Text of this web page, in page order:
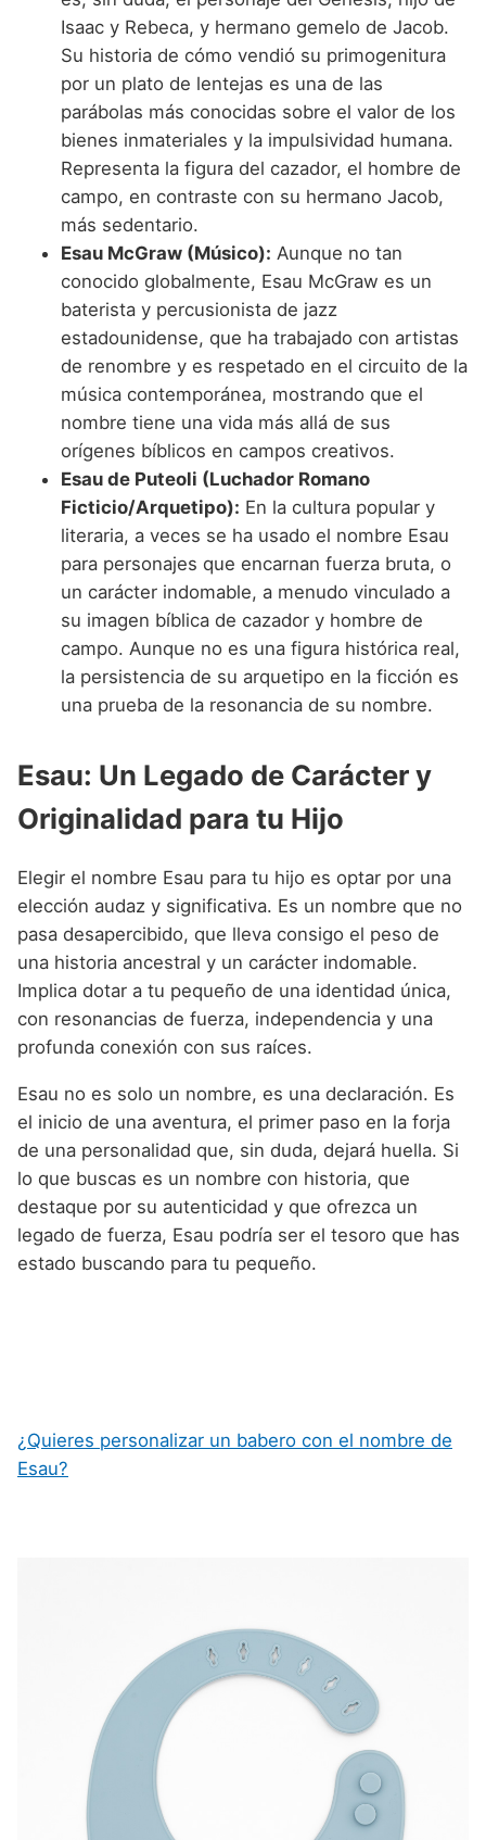
Isaac y Rebeca, y hermano gemelo de Jacob.
Su historia de cómo vendió su primogenitura
por un plato de lentejas es una de las
parábolas más conocidas sobre el valor de los
bienes inmateriales y la impulsividad humana.
Representa la figura del cazador, el hombre de
campo, en contraste con su hermano Jacob,
más sedentario.
Esau McGraw (Músico): Aunque no tan
conocido globalmente, Esau McGraw es un
baterista y percusionista de jazz
estadounidense, que ha trabajado con artistas
de renombre y es respetado en el circuito de la
música contemporánea, mostrando que el
nombre tiene una vida más allá de sus
orígenes bíblicos en campos creativos.
Esau de Puteoli (Luchador Romano
Ficticio/Arquetipo): En la cultura popular y
literaria, a veces se ha usado el nombre Esau
para personajes que encarnan fuerza bruta, o
un carácter indomable, a menudo vinculado a
su imagen bíblica de cazador y hombre de
campo. Aunque no es una figura histórica real,
la persistencia de su arquetipo en la ficción es
una prueba de la resonancia de su nombre.
Esau: Un Legado de Carácter y
Originalidad para tu Hijo
Elegir el nombre Esau para tu hijo es optar por una
elección audaz y significativa. Es un nombre que no
pasa desapercibido, que lleva consigo el peso de
una historia ancestral y un carácter indomable.
Implica dotar a tu pequeño de una identidad única,
con resonancias de fuerza, independencia y una
profunda conexión con sus raíces.
Esau no es solo un nombre, es una declaración. Es
el inicio de una aventura, el primer paso en la forja
de una personalidad que, sin duda, dejará huella. Si
lo que buscas es un nombre con historia, que
destaque por su autenticidad y que ofrezca un
legado de fuerza, Esau podría ser el tesoro que has
estado buscando para tu pequeño.
¿Quieres personalizar un babero con el nombre de
Esau?